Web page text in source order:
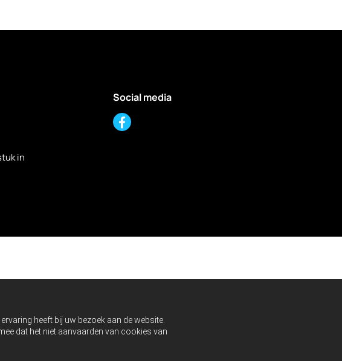
heeft bij uw bezoek aan de website.
dat het niet aanvaarden van cookies van
in
Social media